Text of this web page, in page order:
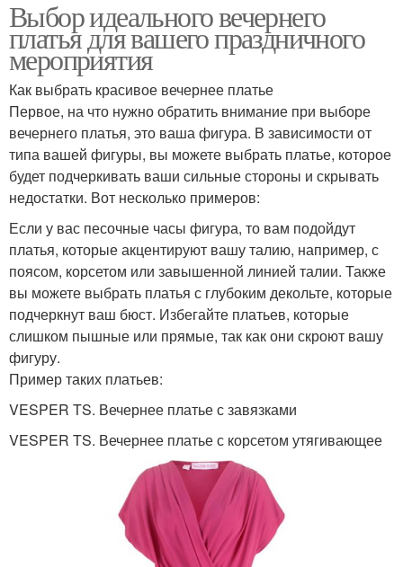
Выбор идеального вечернего
платья для вашего праздничного
мероприятия
Как выбрать красивое вечернее платье
Первое, на что нужно обратить внимание при выборе
вечернего платья, это ваша фигура. В зависимости от
типа вашей фигуры, вы можете выбрать платье, которое
будет подчеркивать ваши сильные стороны и скрывать
недостатки. Вот несколько примеров:
Если у вас песочные часы фигура, то вам подойдут
платья, которые акцентируют вашу талию, например, с
поясом, корсетом или завышенной линией талии. Также
вы можете выбрать платья с глубоким декольте, которые
подчеркнут ваш бюст. Избегайте платьев, которые
слишком пышные или прямые, так как они скроют вашу
фигуру.
Пример таких платьев:
VESPER TS. Вечернее платье с завязками
VESPER TS. Вечернее платье с корсетом утягивающее